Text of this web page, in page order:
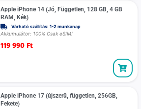
Apple iPhone 14 (Jó, Független, 128 GB, 4 GB
RAM, Kék)
Várható szállítás: 1-2 munkanap
Akkumulátor: 100% Csak eSIM!
119 990 Ft
Apple iPhone 17 (újszerű, független, 256GB,
Fekete)